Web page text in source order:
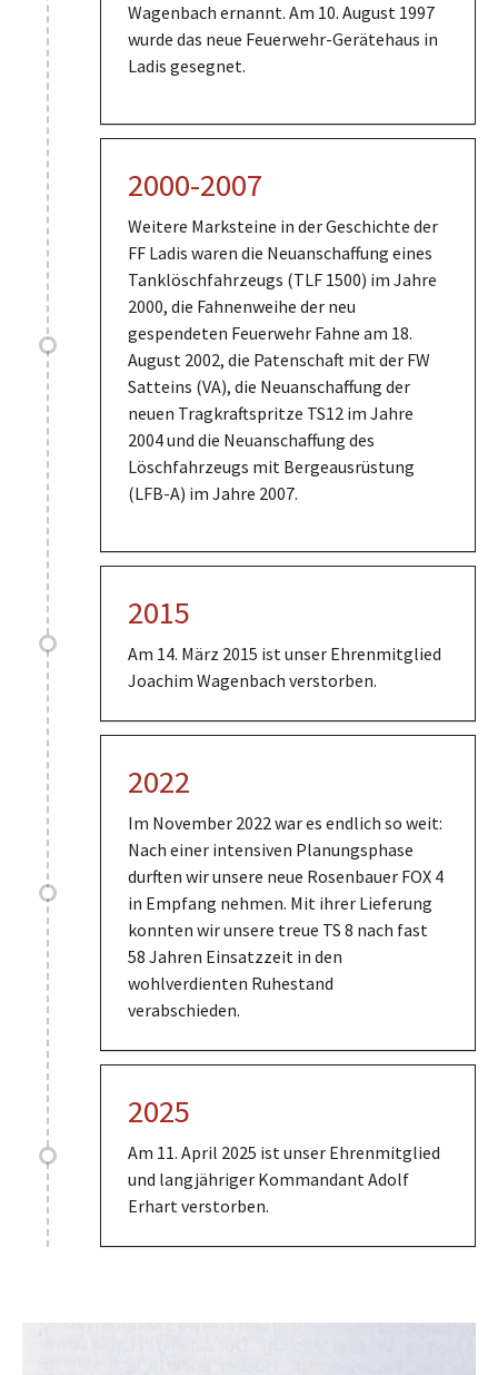
Wagenbach ernannt. Am 10. August 1997
wurde das neue Feuerwehr-Gerätehaus in
Ladis gesegnet.
2000-2007
Weitere Marksteine in der Geschichte der
FF Ladis waren die Neuanschaffung eines
Tanklöschfahrzeugs (TLF 1500) im Jahre
2000, die Fahnenweihe der neu
gespendeten Feuerwehr Fahne am 18.
August 2002, die Patenschaft mit der FW
Satteins (VA), die Neuanschaffung der
neuen Tragkraftspritze TS12 im Jahre
2004 und die Neuanschaffung des
Löschfahrzeugs mit Bergeausrüstung
(LFB-A) im Jahre 2007.
2015
Am 14. März 2015 ist unser Ehrenmitglied
Joachim Wagenbach verstorben.
2022
Im November 2022 war es endlich so weit:
Nach einer intensiven Planungsphase
durften wir unsere neue Rosenbauer FOX 4
in Empfang nehmen. Mit ihrer Lieferung
konnten wir unsere treue TS 8 nach fast
58 Jahren Einsatzzeit in den
wohlverdienten Ruhestand
verabschieden.
2025
Am 11. April 2025 ist unser Ehrenmitglied
und langjähriger Kommandant Adolf
Erhart verstorben.